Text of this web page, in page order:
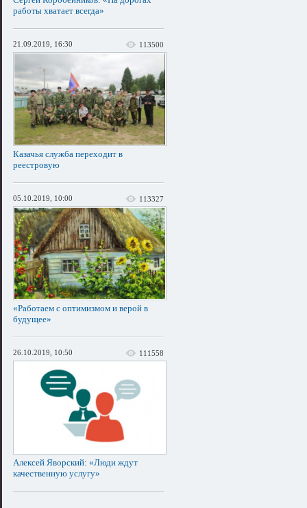
работы хватает всегда»
113500
21.09.2019, 16:30
Казачья служба переходит в
реестровую
113327
05.10.2019, 10:00
«Работаем с оптимизмом и верой в
будущее»
111558
26.10.2019, 10:50
Алексей Яворский: «Люди ждут
качественную услугу»